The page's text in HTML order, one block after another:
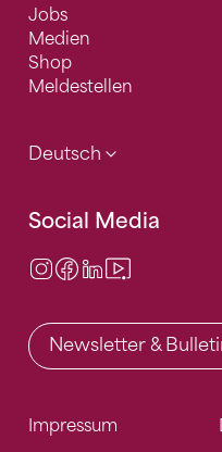
Jobs
Medien
Shop
Meldestellen
Deutsch
Social Media
Instagram
Facebook
LinkedIn
Newsletter &
Impressum